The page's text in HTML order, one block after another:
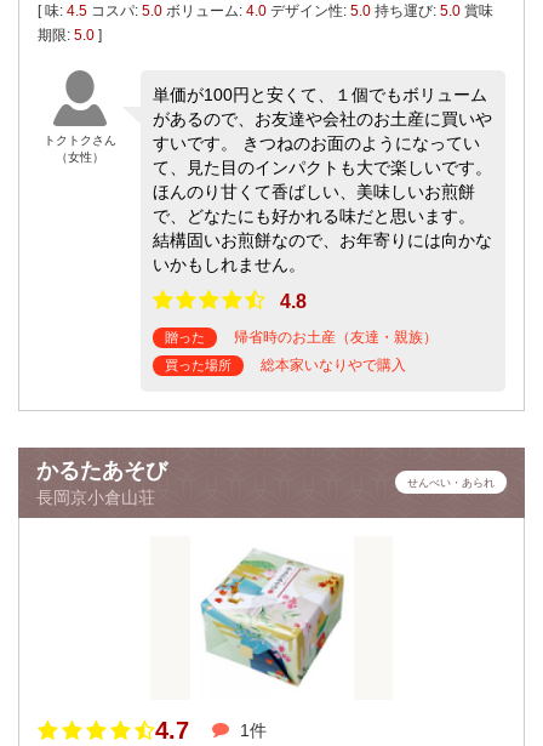
[ 味: 4.5 コスパ: 5.0 ボリューム: 4.0 デザイン性: 5.0 持ち運び: 5.0 賞味
期限: 5.0 ]
トクトクさん
（女性）
単価が100円と安くて、１個でもボリューム
があるので、お友達や会社のお土産に買いや
すいです。 きつねのお面のようになってい
て、見た目のインパクトも大で楽しいです。
ほんのり甘くて香ばしい、美味しいお煎餅
で、どなたにも好かれる味だと思います。
結構固いお煎餅なので、お年寄りには向かな
いかもしれません。
4.8
贈った 帰省時のお土産（友達・親族）
買った場所 総本家いなりやで購入
かるたあそび
長岡京小倉山荘
せんべい・あられ
4.7 1件